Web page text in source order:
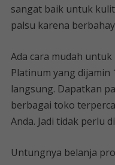
sangat baik untuk
palsu karena
Ada cara mudah
Platinum yang dijamin
langsung. Dapatkan
berbagai toko
Anda. Jadi tidak perlu
Untungnya belanja